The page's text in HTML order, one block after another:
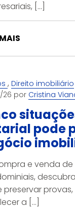
[...]
, Direito imobiliário
26 por Cristina
pode
e venda
provas,
a [...]